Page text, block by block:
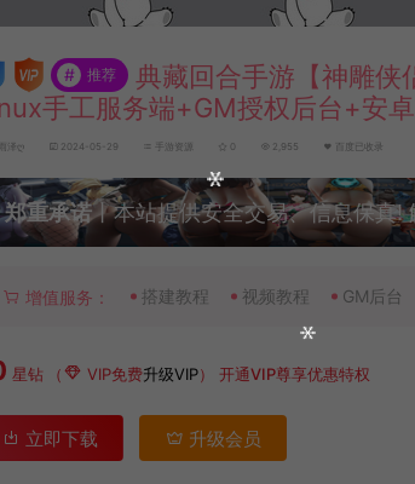
# 推荐
典藏回合手游【神雕侠
手工服务端+GM授权后台+安
雨泽ღ 2024-05-29 手游资源 0 2,955 百度已收录
郑重承诺丨本站提供安全交易、信息保真
增值服务： 搭建教程 视频教程 GM后台
星钻 （ VIP免费升级VIP）开通VIP尊享优惠特权
立即下载 升级会员